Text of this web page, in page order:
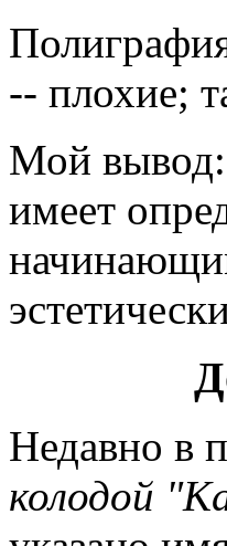
-- плохие;
Мой вывод:
имеет
Недавно в
колодой